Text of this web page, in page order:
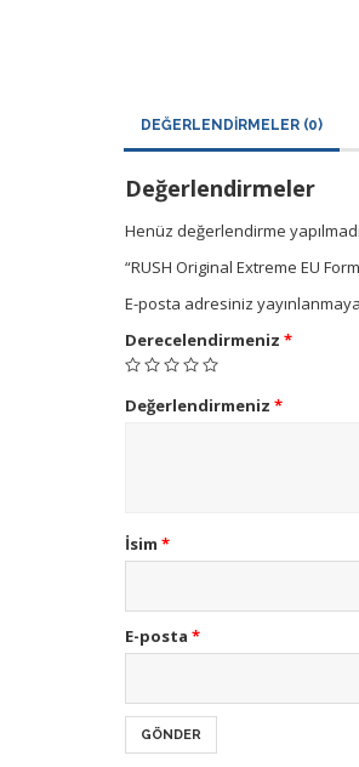
DEĞERLENDIRMELER (0)
Değerlendirmeler
Henüz değerlendirme
“RUSH Original Extreme EU
E-posta adresiniz
Derecelendirmeniz *
Değerlendirmeniz *
İsim *
E-posta *